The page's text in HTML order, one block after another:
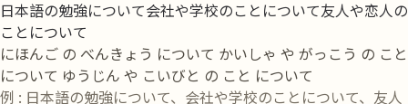
日本語の勉強について会社や学校のことについて友人や恋人の
ことについて
にほんご の べんきょう について かいしゃ や がっこう の こと
について ゆうじん や こいびと の こと について
例 : 日本語の勉強について、会社や学校のことについて、友人